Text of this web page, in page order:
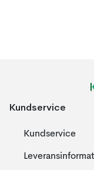
Kundservice
Kundservice